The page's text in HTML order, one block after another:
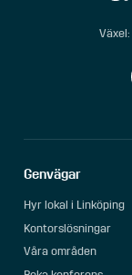
Växel:
Genvägar
Hyr lokal i Linköping
Kontorslösningar
Våra områden